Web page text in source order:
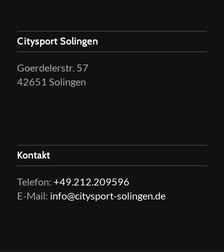
Citysport Solingen
Goerdelerstr. 57
42651 Solingen
Kontakt
Telefon: +49.212.209596
E-Mail: info@citysport-solingen.de